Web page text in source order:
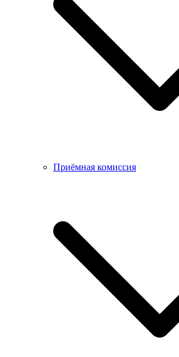
Приёмная комиссия